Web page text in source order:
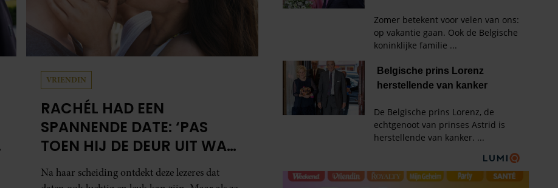
VRIENDIN
RACHÉL HAD EEN
SPANNENDE DATE: ‘PAS
TOEN HIJ DE DEUR UIT WAS,
BESEFTE IK WAT ER ECHT
WAS GEBEURD’
Na haar scheiding ontdekt deze lezeres dat